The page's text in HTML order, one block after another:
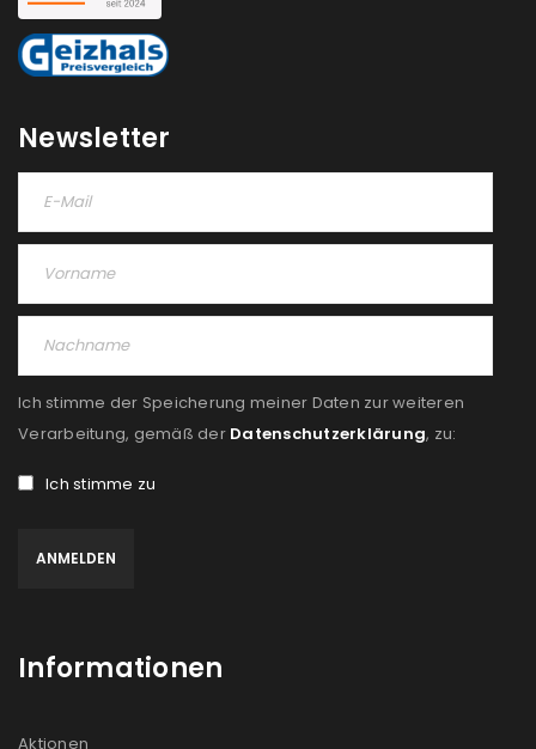
REGISTRIEREN
Newsletter
Ich stimme der Speicherung meiner Daten zur weiteren
Verarbeitung, gemäß der Datenschutzerklärung, zu:
Ich stimme zu
Informationen
Aktionen